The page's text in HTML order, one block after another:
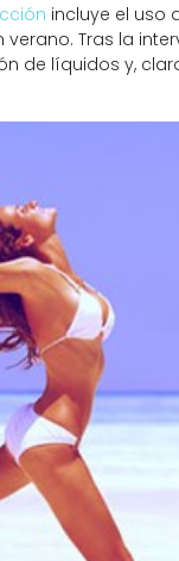
incluye el uso
Tras la
de líquidos y,
zapatillas
para Nike
era del